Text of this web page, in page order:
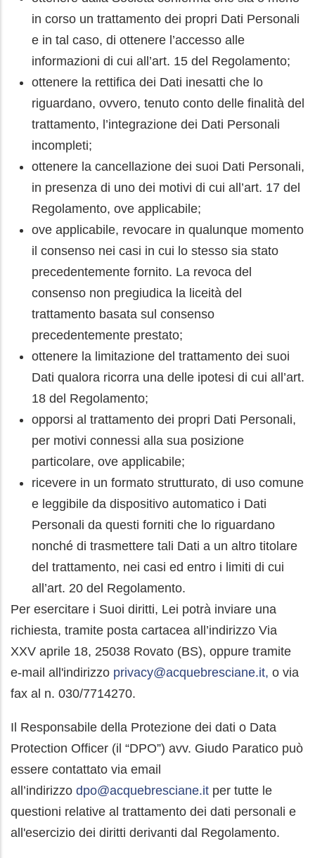
in corso un trattamento dei propri Dati Personali
e in tal caso, di ottenere l’accesso alle
informazioni di cui all’art. 15 del Regolamento;
ottenere la rettifica dei Dati inesatti che lo
riguardano, ovvero, tenuto conto delle finalità del
trattamento, l’integrazione dei Dati Personali
incompleti;
ottenere la cancellazione dei suoi Dati Personali,
in presenza di uno dei motivi di cui all’art. 17 del
Regolamento, ove applicabile;
ove applicabile, revocare in qualunque momento
il consenso nei casi in cui lo stesso sia stato
precedentemente fornito. La revoca del
consenso non pregiudica la liceità del
trattamento basata sul consenso
precedentemente prestato;
ottenere la limitazione del trattamento dei suoi
Dati qualora ricorra una delle ipotesi di cui all’art.
18 del Regolamento;
opporsi al trattamento dei propri Dati Personali,
per motivi connessi alla sua posizione
particolare, ove applicabile;
ricevere in un formato strutturato, di uso comune
e leggibile da dispositivo automatico i Dati
Personali da questi forniti che lo riguardano
nonché di trasmettere tali Dati a un altro titolare
del trattamento, nei casi ed entro i limiti di cui
all’art. 20 del Regolamento.
Per esercitare i Suoi diritti, Lei potrà inviare una
richiesta, tramite posta cartacea all’indirizzo Via
XXV aprile 18, 25038 Rovato (BS), oppure tramite
e-mail all'indirizzo privacy@acquebresciane.it, o via
fax al n. 030/7714270.
Il Responsabile della Protezione dei dati o Data
Protection Officer (il “DPO”) avv. Giudo Paratico può
essere contattato via email
all’indirizzo dpo@acquebresciane.it per tutte le
questioni relative al trattamento dei dati personali e
all'esercizio dei diritti derivanti dal Regolamento.